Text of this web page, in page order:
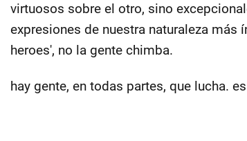
virtuosos sobre el otro, sino
expresiones de nuestra naturaleza
heroes', no la gente chimba.
hay gente, en todas partes, que lucha.